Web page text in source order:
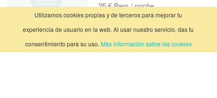
25 € Pers / noche
Finca El Manzano
Sevilla-Portugal KM. 117,4,
Utilizamos cookies propias y de terceros para mejorar tu
experiencia de usuario en la web. Al usar nuestro servicio, das tu
consentimiento para su uso. Más información sobre las cookies